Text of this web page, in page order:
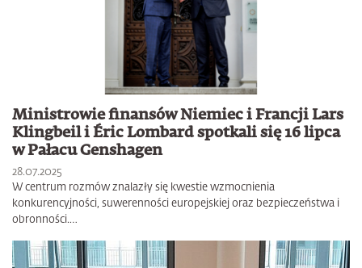
Ministrowie finansów Niemiec i Francji Lars
Klingbeil i Éric Lombard spotkali się 16 lipca
w Pałacu Genshagen
28.07.2025
W centrum rozmów znalazły się kwestie wzmocnienia
konkurencyjności, suwerenności europejskiej oraz bezpieczeństwa i
obronności.…